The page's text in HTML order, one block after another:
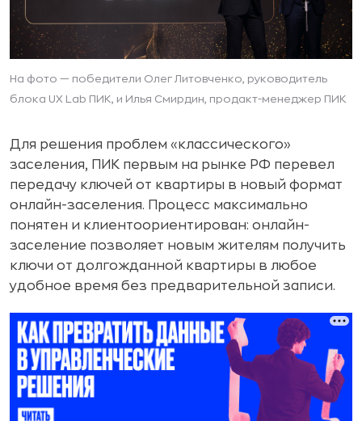
На фото — победители Олег Литовченко, руководитель
блока UX Lab ПИК, и Илья Смирдин, продакт-менеджер ПИК
Для решения проблем «классического»
заселения, ПИК первым на рынке РФ перевел
передачу ключей от квартиры в новый формат
онлайн-заселения. Процесс максимально
понятен и клиентоориентирован: онлайн-
заселение позволяет новым жителям получить
ключи от долгожданной квартиры в любое
удобное время без предварительной записи.